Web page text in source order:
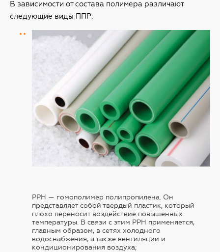
В зависимости от состава полимера различают
следующие виды ППР:
PPH — гомополимер полипропилена. Он
представляет собой твердый пластик, который
плохо переносит воздействие повышенных
температуры. В связи с этим PPH применяется,
главным образом, в сетях холодного
водоснабжения, а также вентиляции и
кондиционирования воздуха;